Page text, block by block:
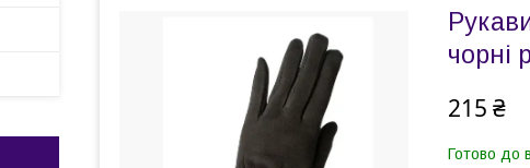
чорні
215 ₴
Готово до